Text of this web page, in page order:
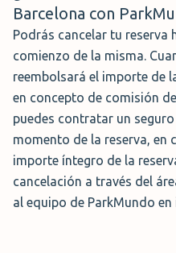
Barcelona con
Podrás cancelar tu reserva
comienzo de la misma.
reembolsará el importe de
en concepto de comisión
puedes contratar un
momento de la reserva, en
importe íntegro de la
cancelación a través del
al equipo de ParkMundo